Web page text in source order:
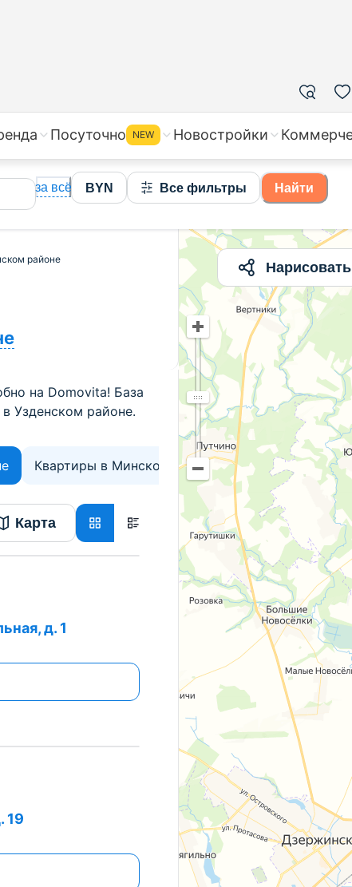
Посуточно NEW Новостройки
за всё BYN Все фильтры Найти
районе
на Domovita! База
Узденском районе.
Квартиры в Минской области
Карта
д. 1
19